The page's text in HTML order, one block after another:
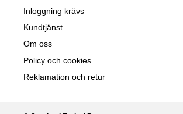
Inloggning krävs
Kundtjänst
Om oss
Policy och cookies
Reklamation och retur